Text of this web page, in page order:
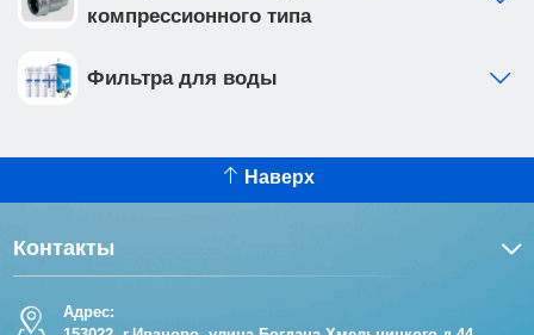
компрессионного типа
Фильтра для воды
Наверх
Контакты
Адрес: